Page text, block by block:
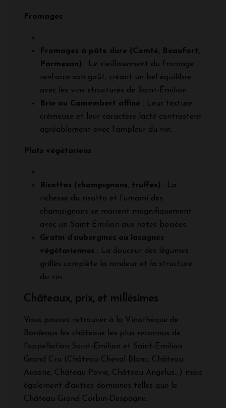
Fromages
Fromages à pâte dure (Comté, Beaufort,
Parmesan) : Le vieillissement du fromage
renforce son goût, créant un bel équilibre
avec les vins structurés de Saint-Émilion.
Brie ou Camembert affiné : Leur texture
crémeuse et leur caractère lacté contrastent
agréablement avec l’ampleur du vin.
Plats végétariens
Risottos (champignons, truffes) : La
richesse du risotto et l’umami des
champignons se marient magnifiquement
avec un Saint-Émilion aux notes boisées.
Gratin d’aubergines ou lasagnes
végétariennes : La douceur des légumes
grillés complète la rondeur et la structure
du vin.
Châteaux, prix, et millésimes
Vous pouvez retrouver à la Vinothèque de
Bordeaux les châteaux les plus reconnus de
l'appellation Saint-Emilion et Saint-Emilion
Grand Cru (Château Cheval Blanc, Château
Ausone, Château Pavie, Château Angelus...) mais
également d'autres domaines telles que le
Château Grand Corbin-Despagne.